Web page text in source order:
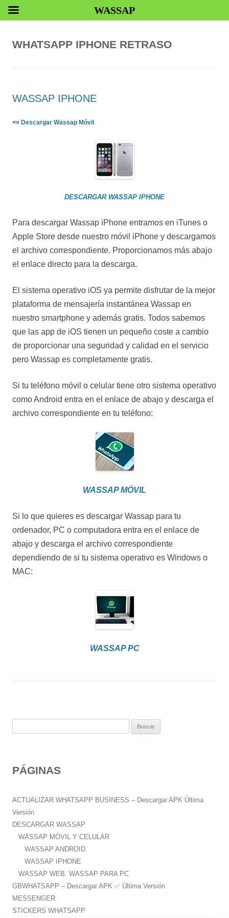
WHATSAPP IPHONE RETRASO
WASSAP IPHONE
<= Descargar Wassap Móvil
DESCARGAR WASSAP IPHONE
Para descargar Wassap iPhone entramos en iTunes o
Apple Store desde nuestro móvil iPhone y descargamos
el archivo correspondiente. Proporcionamos más abajo
el enlace directo para la descarga.
El sistema operativo iOS ya permite disfrutar de la mejor
plataforma de mensajería instantánea Wassap en
nuestro smartphone y además gratis. Todos sabemos
que las app de iOS tienen un pequeño coste a cambio
de proporcionar una seguridad y calidad en el servicio
pero Wassap es completamente gratis.
Si tu teléfono móvil o celular tiene otro sistema operativo
como Android entra en el enlace de abajo y descarga el
archivo correspondiente en tu teléfono:
WASSAP MÓVIL
Si lo que quieres es descargar Wassap para tu
ordenador, PC o computadora entra en el enlace de
abajo y descarga el archivo correspondiente
dependiendo de si tu sistema operativo es Windows o
MAC:
WASSAP PC
a
:
PÁGINAS
ACTUALIZAR WHATSAPP BUSINESS – Descargar APK Última
Versión
DESCARGAR WASSAP
WASSAP MÓVIL Y CELULAR
WASSAP ANDROID
WASSAP IPHONE
WASSAP WEB. WASSAP PARA PC
GBWHATSAPP – Descargar APK ✅️ Última Versión
MESSENGER
STICKERS WHATSAPP
WASSAP